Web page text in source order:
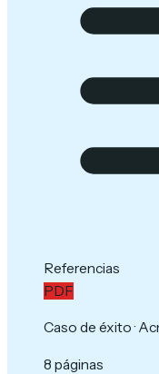
Referencias
PDF
Caso de éxito ·
8 páginas